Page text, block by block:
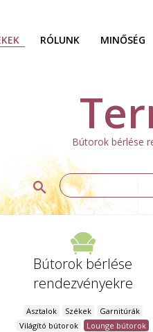
RÓLUNK MINŐSÉG
Bútorok bérlése
Bútorok bérlése
rendezvényekre
Asztalok Székek
Garnitúrák
Világító bútorok
Lounge bútorok